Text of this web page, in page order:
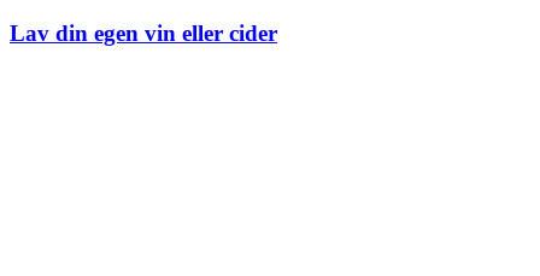
Lav din egen vin eller cider